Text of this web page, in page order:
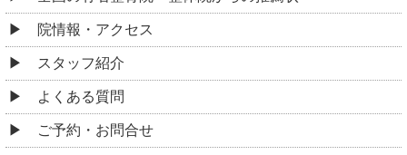
院情報・アクセス
スタッフ紹介
よくある質問
ご予約・お問合せ